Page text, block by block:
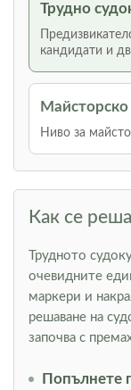
Трудно
кандидати и
Майсторско
Ниво за
Как се
Трудното
очевидните
маркери и
решаване на
започва с
Попълнете